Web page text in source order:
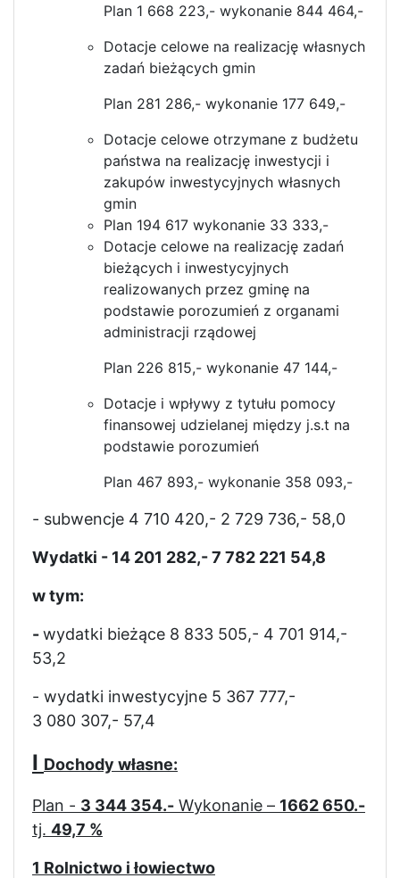
Plan 1 668 223,- wykonanie 844 464,-
Dotacje celowe na realizację własnych
zadań bieżących gmin
Plan 281 286,- wykonanie 177 649,-
Dotacje celowe otrzymane z budżetu
państwa na realizację inwestycji i
zakupów inwestycyjnych własnych
gmin
Plan 194 617 wykonanie 33 333,-
Dotacje celowe na realizację zadań
bieżących i inwestycyjnych
realizowanych przez gminę na
podstawie porozumień z organami
administracji rządowej
Plan 226 815,- wykonanie 47 144,-
Dotacje i wpływy z tytułu pomocy
finansowej udzielanej między j.s.t na
podstawie porozumień
Plan 467 893,- wykonanie 358 093,-
- subwencje 4 710 420,- 2 729 736,- 58,0
Wydatki - 14 201 282,- 7 782 221 54,8
w tym:
-wydatki bieżące 8 833 505,- 4 701 914,-
53,2
- wydatki inwestycyjne 5 367 777,-
3 080 307,- 57,4
I Dochody własne:
Plan - 3 344 354.- Wykonanie – 1662 650.-
tj. 49,7 %
1 Rolnictwo i łowiectwo